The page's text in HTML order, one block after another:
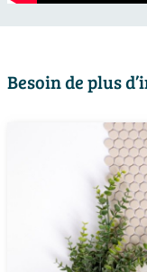
Besoin de plus